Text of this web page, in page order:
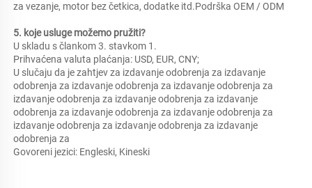
za vezanje, motor bez četkica, dodatke itd.Podrška OEM / ODM
5. koje usluge možemo pružiti?
U skladu s člankom 3. stavkom 1.
Prihvaćena valuta plaćanja: USD, EUR, CNY;
U slučaju da je zahtjev za izdavanje odobrenja za izdavanje
odobrenja za izdavanje odobrenja za izdavanje odobrenja za
izdavanje odobrenja za izdavanje odobrenja za izdavanje
odobrenja za izdavanje odobrenja za izdavanje odobrenja za
izdavanje odobrenja za izdavanje odobrenja za izdavanje
odobrenja za
Govoreni jezici: Engleski, Kineski